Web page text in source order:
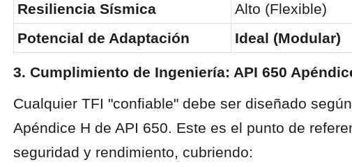
Resiliencia Sísmica Alto (Flexible)
Potencial de Adaptación
Ideal (Modular)
3. Cumplimiento de Ingeniería: API 650
Cualquier TFI "confiable" debe ser diseñado
Apéndice H de API 650. Este es el punto de
seguridad y rendimiento, cubriendo: